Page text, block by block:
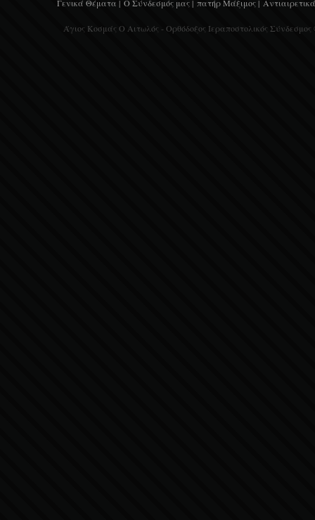
Γενικά Θέματα | Ο Σύνδεσμός μας | πατήρ Μάξιμος |
Άγιος Κοσμάς Ο Αιτωλός - Ορθόδοξος Ιεραποστολικός